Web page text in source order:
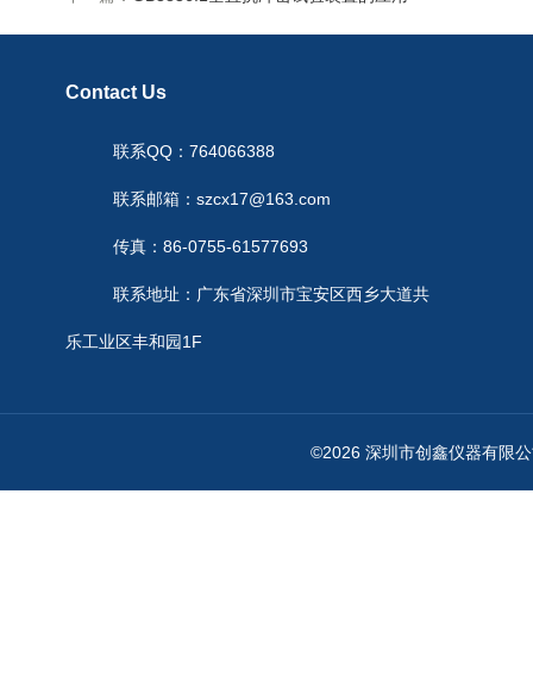
Contact Us
联系QQ：764066388
联系邮箱：szcx17@163.com
传真：86-0755-61577693
联系地址：广东省深圳市宝安区西乡大道共
乐工业区丰和园1F
©2026 深圳市创鑫仪器有限